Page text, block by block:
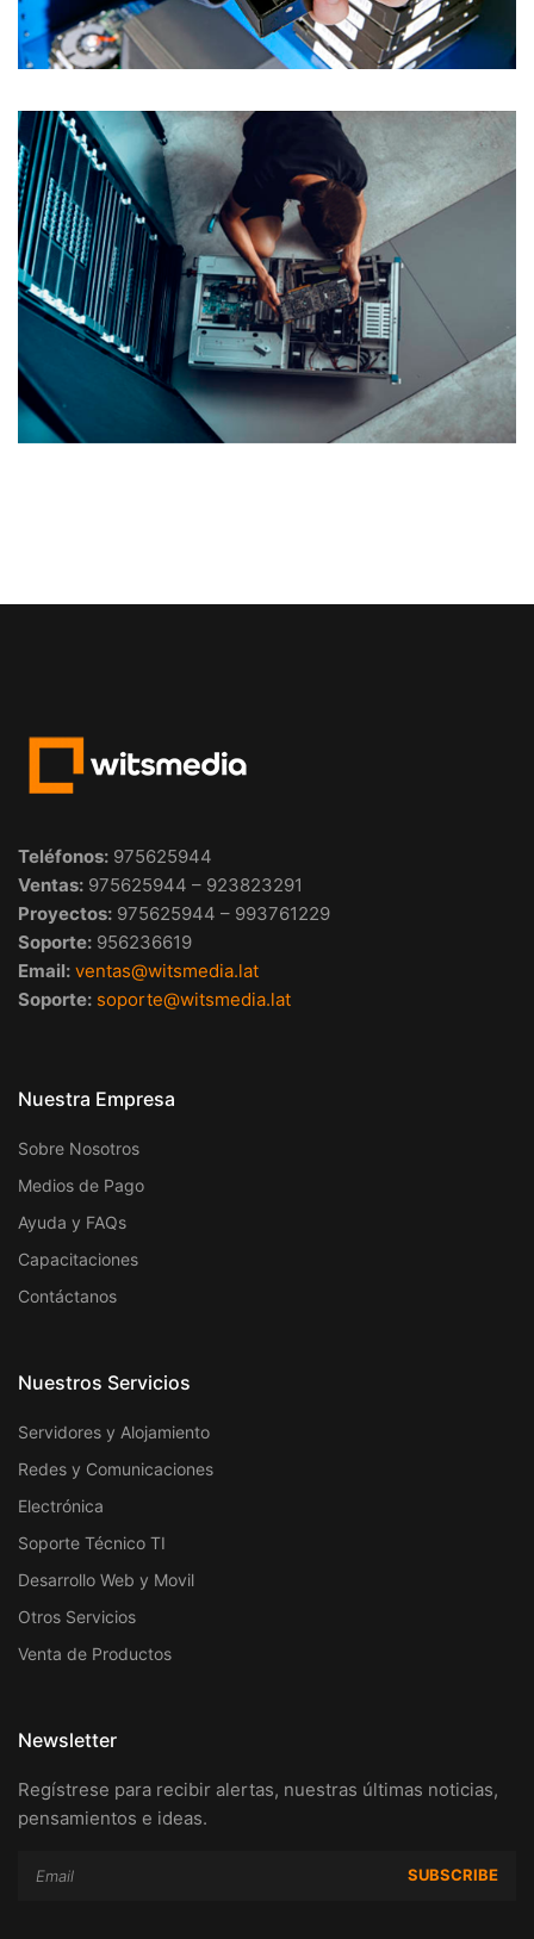
Teléfonos: 975625944
Ventas: 975625944 – 923823291
Proyectos: 975625944 – 993761229
Soporte: 956236619
Email: ventas@witsmedia.lat
Soporte: soporte@witsmedia.lat
Nuestra Empresa
Sobre Nosotros
Medios de Pago
Ayuda y FAQs
Capacitaciones
Contáctanos
Nuestros Servicios
Servidores y Alojamiento
Redes y Comunicaciones
Electrónica
Soporte Técnico TI
Desarrollo Web y Movil
Otros Servicios
Venta de Productos
Newsletter
Regístrese para recibir alertas, nuestras últimas noticias,
pensamientos e ideas.